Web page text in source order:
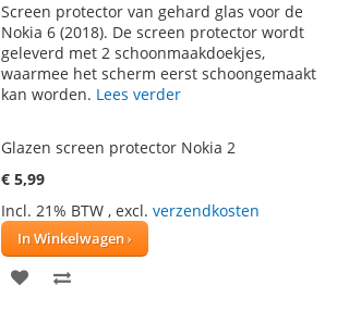
AAN
VERLANGLIJST
TE
VERGELIJKEN
Screen protector van gehard glas voor de
Nokia 6 (2018). De screen protector wordt
geleverd met 2 schoonmaakdoekjes,
waarmee het scherm eerst schoongemaakt
kan worden. Lees verder
Glazen screen protector Nokia 2
€ 5,99
Incl. 21% BTW , excl. verzendkosten
In Winkelwagen
VOEG